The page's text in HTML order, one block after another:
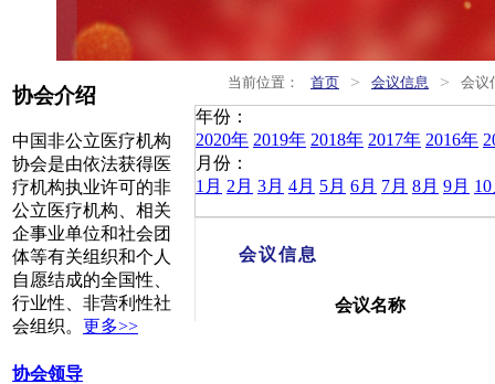
协会介绍
中国非公立医疗机构
协会是由依法获得医
疗机构执业许可的非
公立医疗机构、相关
企事业单位和社会团
体等有关组织和个人
自愿结成的全国性、
行业性、非营利性社
会组织。 更多>>
协会领导
当前位置： 首页 > 会议信息 > 会议
年份：
2020年 2019年 2018年 2017年 2016年
月份：
1月 2月 3月 4月 5月 6月 7月 8月 9月
会议信息
会议名称